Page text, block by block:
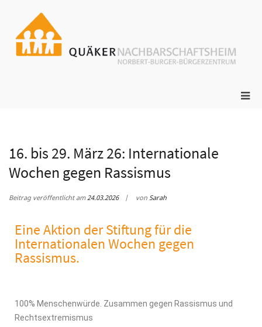
16. bis 29. März 26: Internationale
Wochen gegen Rassismus
Beitrag veröffentlicht am24.03.2026 vonSarah
Eine Aktion der Stiftung für die
Internationalen Wochen gegen
Rassismus.
100% Menschenwürde. Zusammen gegen Rassismus und
Rechtsextremismus